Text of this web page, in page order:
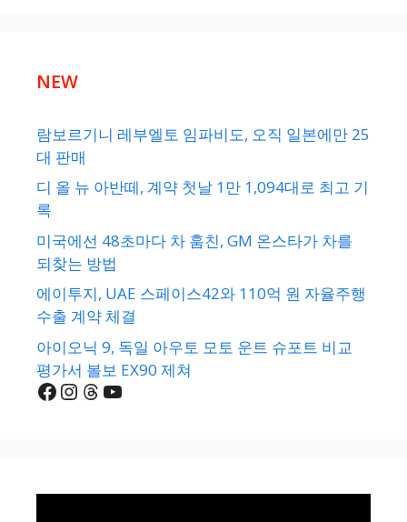
NEW
람보르기니 레부엘토 임파비도, 오직 일본에만 25
대 판매
디 올 뉴 아반떼, 계약 첫날 1만 1,094대로 최고 기
록
미국에선 48초마다 차 훔친, GM 온스타가 차를
되찾는 방법
에이투지, UAE 스페이스42와 110억 원 자율주행
수출 계약 체결
아이오닉 9, 독일 아우토 모토 운트 슈포트 비교
평가서 볼보 EX90 제쳐
Facebook
Instagram
Threads
YouTube